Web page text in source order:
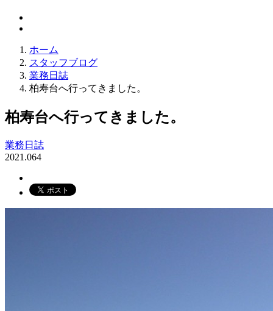
ホーム
スタッフブログ
業務日誌
柏寿台へ行ってきました。
柏寿台へ行ってきました。
業務日誌
2021.064